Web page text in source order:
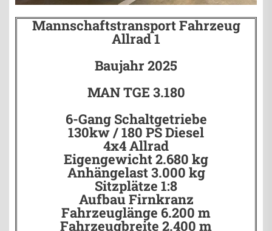
Mannschaftstransport Fahrzeug
Allrad 1
Baujahr 2025
MAN TGE 3.180
6-Gang Schaltgetriebe
130kw / 180 PS Diesel
4x4 Allrad
Eigengewicht 2.680 kg
Anhängelast 3.000 kg
Sitzplätze 1:8
Aufbau Firnkranz
Fahrzeuglänge 6.200 m
Fahrzeugbreite 2.400 m